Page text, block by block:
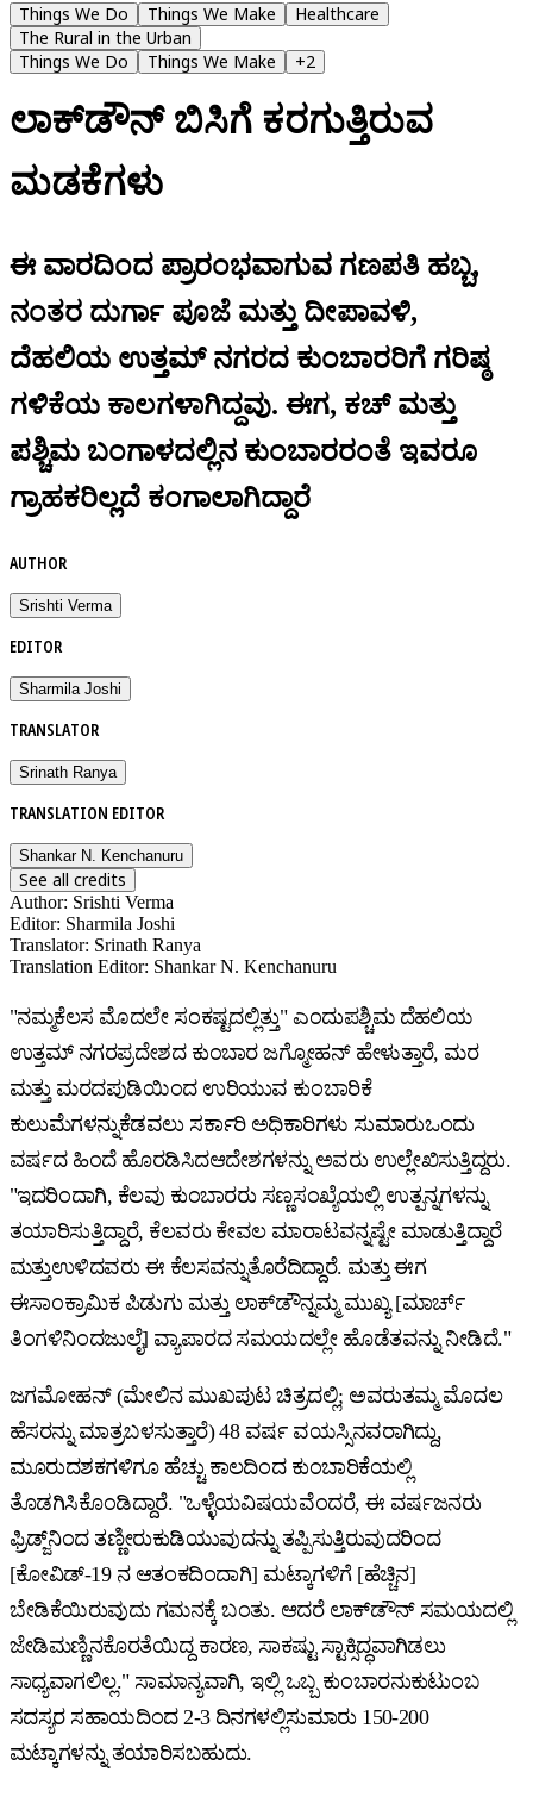
Things We Do
Things We Make
Healthcare
The Rural in the Urban
Things We Do
Things We Make +2
ಲಾಕ್‌ಡೌನ್‌ ಬಿಸಿಗೆ ಕರಗುತ್ತಿರುವ
ಮಡಕೆಗಳು
ಈ ವಾರದಿಂದ ಪ್ರಾರಂಭವಾಗುವ ಗಣಪತಿ ಹಬ್ಬ,
ನಂತರ ದುರ್ಗಾ ಪೂಜೆ ಮತ್ತು ದೀಪಾವಳಿ,
ದೆಹಲಿಯ ಉತ್ತಮ್ ನಗರದ ಕುಂಬಾರರಿಗೆ ಗರಿಷ್ಠ
ಗಳಿಕೆಯ ಕಾಲಗಳಾಗಿದ್ದವು. ಈಗ, ಕಚ್ ಮತ್ತು
ಪಶ್ಚಿಮ ಬಂಗಾಳದಲ್ಲಿನ ಕುಂಬಾರರಂತೆ ಇವರೂ
ಗ್ರಾಹಕರಿಲ್ಲದೆ ಕಂಗಾಲಾಗಿದ್ದಾರೆ
AUTHOR
Srishti Verma
EDITOR
Sharmila Joshi
TRANSLATOR
Srinath Ranya
TRANSLATION EDITOR
Shankar N. Kenchanuru
See all credits
Author: Srishti Verma
Editor: Sharmila Joshi
Translator: Srinath Ranya
Translation Editor: Shankar N. Kenchanuru
"ನಮ್ಮಕೆಲಸ ಮೊದಲೇ ಸಂಕಷ್ಟದಲ್ಲಿತ್ತು" ಎಂದುಪಶ್ಚಿಮ ದೆಹಲಿಯ
ಉತ್ತಮ್ ನಗರಪ್ರದೇಶದ ಕುಂಬಾರ ಜಗ್ಮೋಹನ್ ಹೇಳುತ್ತಾರೆ, ಮರ
ಮತ್ತು ಮರದಪುಡಿಯಿಂದ ಉರಿಯುವ ಕುಂಬಾರಿಕೆ
ಕುಲುಮೆಗಳನ್ನುಕೆಡವಲು ಸರ್ಕಾರಿ ಅಧಿಕಾರಿಗಳು ಸುಮಾರುಒಂದು
ವರ್ಷದ ಹಿಂದೆ ಹೊರಡಿಸಿದಆದೇಶಗಳನ್ನು ಅವರು ಉಲ್ಲೇಖಿಸುತ್ತಿದ್ದರು.
"ಇದರಿಂದಾಗಿ, ಕೆಲವು ಕುಂಬಾರರು ಸಣ್ಣಸಂಖ್ಯೆಯಲ್ಲಿ ಉತ್ಪನ್ನಗಳನ್ನು
ತಯಾರಿಸುತ್ತಿದ್ದಾರೆ, ಕೆಲವರು ಕೇವಲ ಮಾರಾಟವನ್ನಷ್ಟೇ ಮಾಡುತ್ತಿದ್ದಾರೆ
ಮತ್ತುಉಳಿದವರು ಈ ಕೆಲಸವನ್ನುತೊರೆದಿದ್ದಾರೆ. ಮತ್ತು ಈಗ
ಈಸಾಂಕ್ರಾಮಿಕ ಪಿಡುಗು ಮತ್ತು ಲಾಕ್‌ಡೌನ್ನಮ್ಮ ಮುಖ್ಯ [ಮಾರ್ಚ್
ತಿಂಗಳಿನಿಂದಜುಲೈ] ವ್ಯಾಪಾರದ ಸಮಯದಲ್ಲೇ ಹೊಡೆತವನ್ನು ನೀಡಿದೆ."
ಜಗಮೋಹನ್ (ಮೇಲಿನ ಮುಖಪುಟ ಚಿತ್ರದಲ್ಲಿ; ಅವರುತಮ್ಮ ಮೊದಲ
ಹೆಸರನ್ನು ಮಾತ್ರಬಳಸುತ್ತಾರೆ) 48 ವರ್ಷ ವಯಸ್ಸಿನವರಾಗಿದ್ದು,
ಮೂರುದಶಕಗಳಿಗೂ ಹೆಚ್ಚು ಕಾಲದಿಂದ ಕುಂಬಾರಿಕೆಯಲ್ಲಿ
ತೊಡಗಿಸಿಕೊಂಡಿದ್ದಾರೆ. "ಒಳ್ಳೆಯವಿಷಯವೆಂದರೆ, ಈ ವರ್ಷಜನರು
ಫ್ರಿಡ್ಜ್‌ನಿಂದ ತಣ್ಣೀರುಕುಡಿಯುವುದನ್ನು ತಪ್ಪಿಸುತ್ತಿರುವುದರಿಂದ
[ಕೋವಿಡ್-19 ನ ಆತಂಕದಿಂದಾಗಿ] ಮಟ್ಕಾಗಳಿಗೆ [ಹೆಚ್ಚಿನ]
ಬೇಡಿಕೆಯಿರುವುದು ಗಮನಕ್ಕೆ ಬಂತು. ಆದರೆ ಲಾಕ್‌ಡೌನ್ ಸಮಯದಲ್ಲಿ
ಜೇಡಿಮಣ್ಣಿನಕೊರತೆಯಿದ್ದ ಕಾರಣ, ಸಾಕಷ್ಟು ಸ್ಟಾಕ್ಸಿದ್ಧವಾಗಿಡಲು
ಸಾಧ್ಯವಾಗಲಿಲ್ಲ." ಸಾಮಾನ್ಯವಾಗಿ, ಇಲ್ಲಿ ಒಬ್ಬ ಕುಂಬಾರನುಕುಟುಂಬ
ಸದಸ್ಯರ ಸಹಾಯದಿಂದ 2-3 ದಿನಗಳಲ್ಲಿಸುಮಾರು 150-200
ಮಟ್ಕಾಗಳನ್ನು ತಯಾರಿಸಬಹುದು.